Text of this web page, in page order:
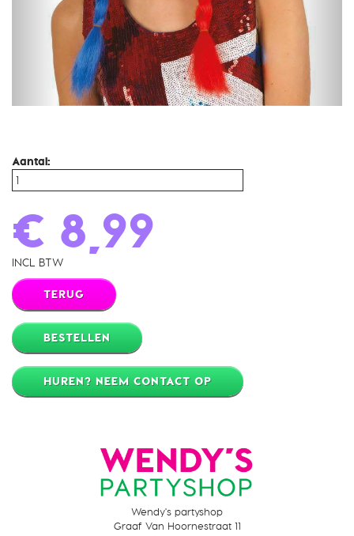
Aantal:
€ 8,99
INCL BTW
TERUG
BESTELLEN
HUREN? NEEM CONTACT OP
Wendy's partyshop
Graaf Van Hoornestraat 11